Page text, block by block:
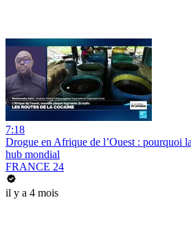
7:18
Drogue en Afrique de l’Ouest : pourquoi
hub mondial
FRANCE 24
il y a 4 mois